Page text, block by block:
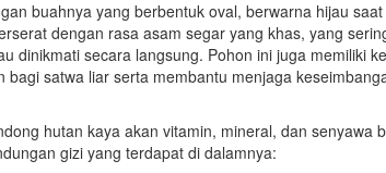
buahnya yang berbentuk oval, berwarna hijau
dengan rasa asam segar yang khas, yang
dinikmati secara langsung. Pohon ini juga memiliki
bagi satwa liar serta membantu menjaga
hutan kaya akan vitamin, mineral, dan senyawa
gizi yang terdapat di dalamnya: